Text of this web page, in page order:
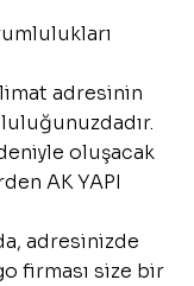
adresinin
oluşacak
AK YAPI
adresinizde
firması size bir